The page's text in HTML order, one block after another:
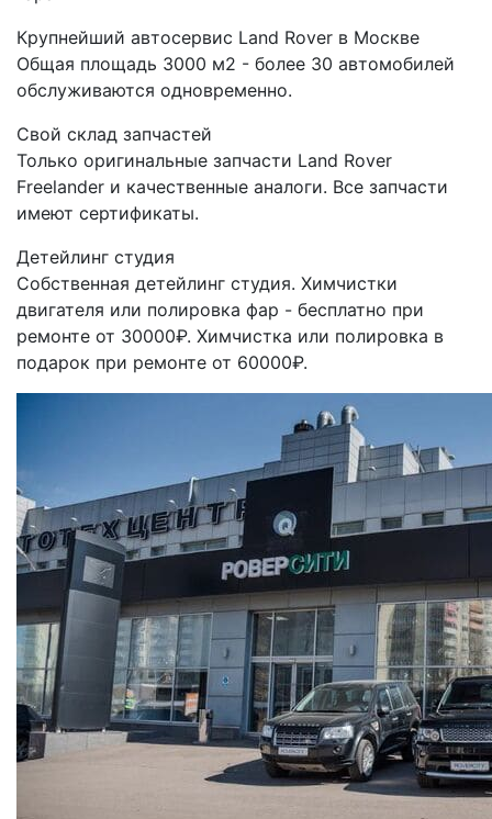
Крупнейший автосервис Land Rover в Москве
Общая площадь 3000 м2 - более 30 автомобилей
обслуживаются одновременно.
Свой склад запчастей
Только оригинальные запчасти Land Rover
Freelander и качественные аналоги. Все запчасти
имеют сертификаты.
Детейлинг студия
Собственная детейлинг студия. Химчистки
двигателя или полировка фар - бесплатно при
ремонте от 30000₽. Химчистка или полировка в
подарок при ремонте от 60000₽.